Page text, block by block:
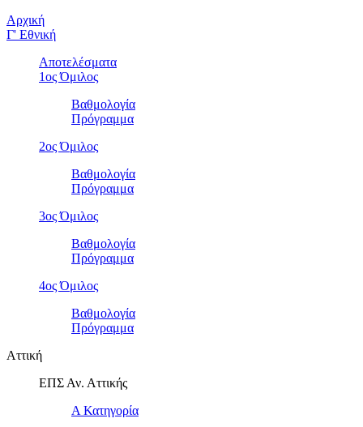
Αρχική
Γ' Εθνική
Αποτελέσματα
1ος Όμιλος
Βαθμολογία
Πρόγραμμα
2ος Όμιλος
Βαθμολογία
Πρόγραμμα
3ος Όμιλος
Βαθμολογία
Πρόγραμμα
4ος Όμιλος
Βαθμολογία
Πρόγραμμα
Αττική
ΕΠΣ Αν. Αττικής
Α Κατηγορία